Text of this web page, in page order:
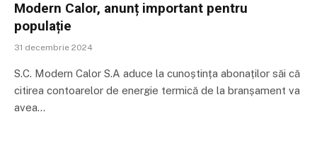
Modern Calor, anunț important pentru
populație
31 decembrie 2024
S.C. Modern Calor S.A aduce la cunoștința abonaților săi că
citirea contoarelor de energie termică de la branșament va
avea…